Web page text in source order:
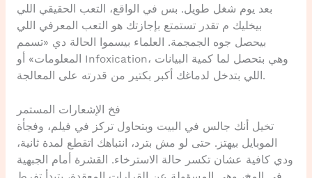
بعد يوم شغل طويل. بس في الواقع، التعب الحقيقي اللي
بيخليك م تقدر تستمتع بإجازتك هو التعب المعرفي اللي
بيحصل جوه الجمجمة. العلماء بيسموا الحالة دي «تسمم
المعلومات» أو Infoxication، وهي بتحصل لما كمية البيانات
اللي بتدخل لدماغك أكبر بكتير من قدرته على المعالجة.
فخ الإشعارات المستمر
تخيل أنك جالس في البيت وبتحاول تركز في فيلم، وفجأة
الموبايل بيهتز. حتى لو مش بترد، انتباهك اتقطع لمدة ثانية،
ودي كافية عشان تكسر حالة الاسترخاء. القشرة أمام الجبهية